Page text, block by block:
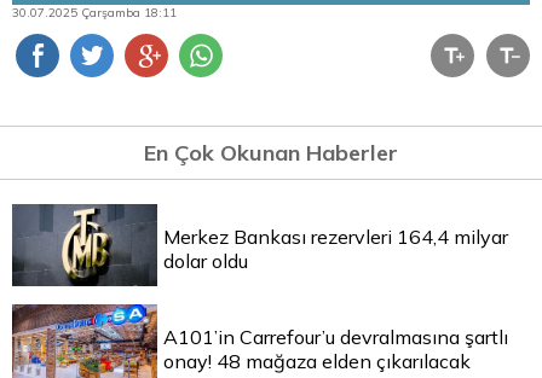
30.07.2025 Çarşamba 18:11
En Çok Okunan Haberler
Merkez Bankası rezervleri 164,4 milyar
dolar oldu
A101’in Carrefour’u devralmasına şartlı
onay! 48 mağaza elden çıkarılacak